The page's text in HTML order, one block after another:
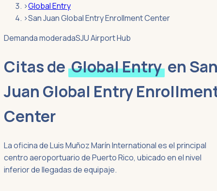
›Global Entry
›San Juan Global Entry Enrollment Center
Demanda moderadaSJU Airport Hub
Citas de Global Entry en
Juan Global Entry
Center
La oficina de Luis Muñoz Marín International es el principal
centro aeroportuario de Puerto Rico, ubicado en el nivel
inferior de llegadas de equipaje.